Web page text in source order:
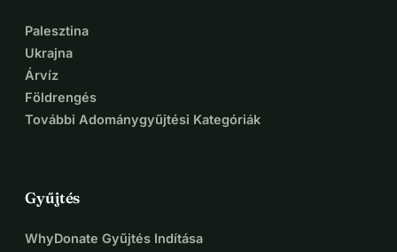
Palesztina
Ukrajna
Árvíz
Földrengés
További Adománygyűjtési Kategóriák
Gyűjtés
WhyDonate Gyűjtés Indítása